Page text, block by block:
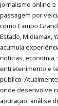
Pinterest
LinkedIn
jornalismo online e
passagem por
como Campo
Estado, Midiamax,
acumula
notícias, economia,
entretenimento e
público.
onde desenvolve
apuração, análise